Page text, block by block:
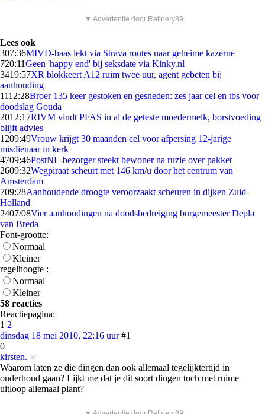
▼ Advertentie door Refinery89
Lees ook
307:36MIVD-baas lekt via Strava routes naar geheime kazerne
720:11Geen 'happy end' bij seksdate via Kinky.nl
3419:57XR blokkeert A12 ruim twee uur, agent gebeten bij
aanhouding
1112:28Broer 135 keer gestoken en gesneden: zes jaar cel en tbs voor
doodslag Gouda
2012:17RIVM vindt PFAS in al de geteste moedermelk, borstvoeding
blijft advies
1209:49Vrouw krijgt 30 maanden cel voor afpersing 12-jarige
misdienaar in kerk
4709:46PostNL-bezorger steekt bewoner na ruzie over pakket
2609:32Wegpiraat scheurt met 146 km/u door het centrum van
Amsterdam
709:28Aanhoudende droogte veroorzaakt scheuren in dijken Zuid-
Holland
2407/08Vier aanhoudingen na doodsbedreiging burgemeester Depla
van Breda
Font-grootte:
Normaal
Kleiner
regelhoogte :
Normaal
Kleiner
58 reacties
Reactiepagina:
1 2
dinsdag 18 mei 2010, 22:16 uur #1
0
kirsten.
Waarom laten ze die dingen dan ook allemaal tegelijktertijd in
onderhoud gaan? Lijkt me dat je dit soort dingen toch met ruime
uitloop allemaal plant?